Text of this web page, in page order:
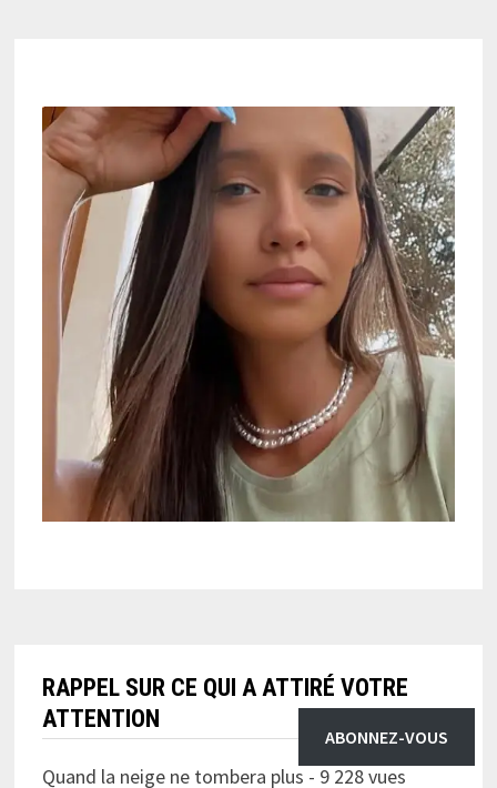
RAPPEL SUR CE QUI A ATTIRÉ VOTRE
ATTENTION
Quand la neige ne tombera plus - 9 228 vues
ABONNEZ-VOUS